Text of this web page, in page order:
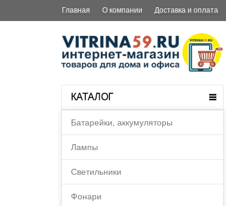
Главная О компании Доставка и оплата
КАТАЛОГ
Батарейки, аккумуляторы
Лампы
Светильники
Фонари